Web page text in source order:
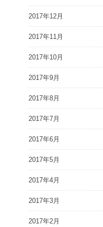
2017年12月
2017年11月
2017年10月
2017年9月
2017年8月
2017年7月
2017年6月
2017年5月
2017年4月
2017年3月
2017年2月